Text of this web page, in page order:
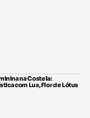
na Costela:
com Lua, Flor de Lótus